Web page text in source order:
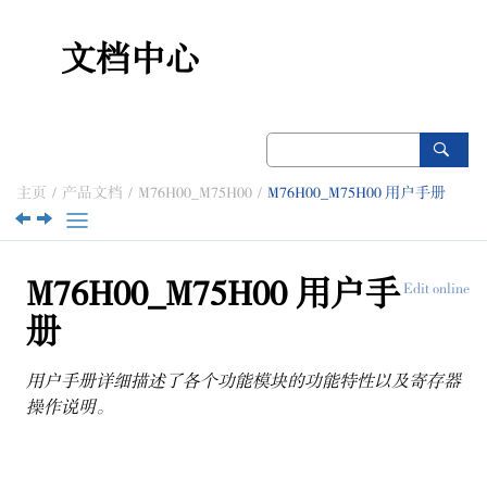
文档中心
主页 产品文档 M76H00_M75H00 M76H00_M75H00 用户手册
Edit online
M76H00_M75H00 用户手
册
用户手册详细描述了各个功能模块的功能特性以及寄存器
操作说明。